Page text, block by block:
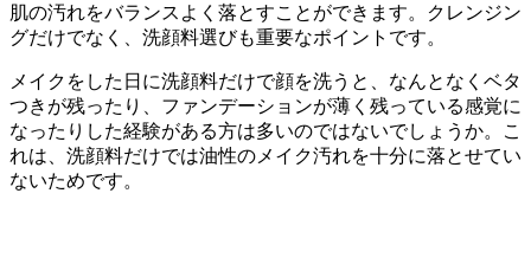
肌の汚れをバランスよく落とすことができます。クレンジン
グだけでなく、洗顔料選びも重要なポイントです。
メイクをした日に洗顔料だけで顔を洗うと、なんとなくベタ
つきが残ったり、ファンデーションが薄く残っている感覚に
なったりした経験がある方は多いのではないでしょうか。こ
れは、洗顔料だけでは油性のメイク汚れを十分に落とせてい
ないためです。